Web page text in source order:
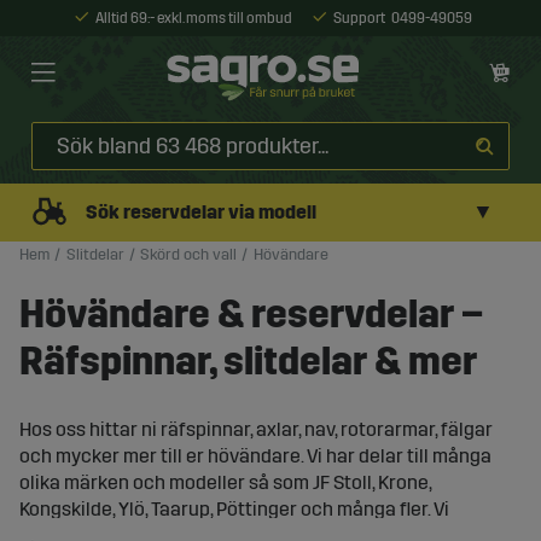
Alltid 69:- exkl. moms till ombud Support 0499-49059
Sök reservdelar via modell ▼
Hem Slitdelar Skörd och vall Hövändare
Hövändare & reservdelar –
Räfspinnar, slitdelar & mer
Hos oss hittar ni räfspinnar, axlar, nav, rotorarmar, fälgar
och mycker mer till er hövändare. Vi har delar till många
olika märken och modeller så som JF Stoll, Krone,
Kongskilde, Ylö, Taarup, Pöttinger och många fler. Vi
erbjuder ett brett sortiment av högkvalitativa delar för